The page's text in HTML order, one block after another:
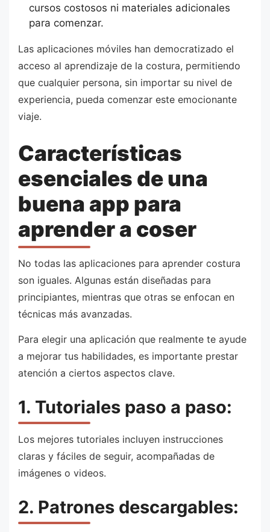
cursos costosos ni materiales adicionales
para comenzar.
Las aplicaciones móviles han democratizado el
acceso al aprendizaje de la costura, permitiendo
que cualquier persona, sin importar su nivel de
experiencia, pueda comenzar este emocionante
viaje.
Características
esenciales de una
buena app para
aprender a coser
No todas las aplicaciones para aprender costura
son iguales. Algunas están diseñadas para
principiantes, mientras que otras se enfocan en
técnicas más avanzadas.
Para elegir una aplicación que realmente te ayude
a mejorar tus habilidades, es importante prestar
atención a ciertos aspectos clave.
1. Tutoriales paso a paso:
Los mejores tutoriales incluyen instrucciones
claras y fáciles de seguir, acompañadas de
imágenes o videos.
2. Patrones descargables: